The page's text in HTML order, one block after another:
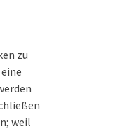
zu
weil